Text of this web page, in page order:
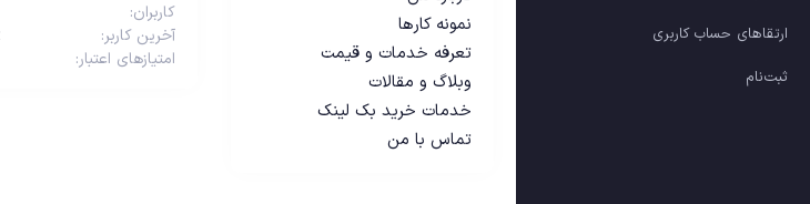
ارتقاهای حساب کاربری
ثبت‌نام
نمونه کارها
تعرفه خدمات و قیمت
وبلاگ و مقالات
خدمات خرید بک لینک
تماس با من
کاربران
آخرین کاربر
امتیازهای اعتبار